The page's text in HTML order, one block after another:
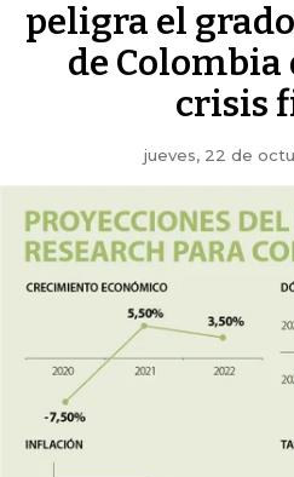
peligra el
de Colombia
crisis
jueves, 22 de